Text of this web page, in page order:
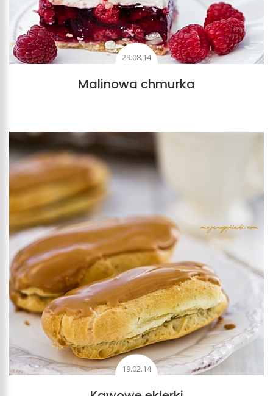
29.08.14
Malinowa chmurka
19.02.14